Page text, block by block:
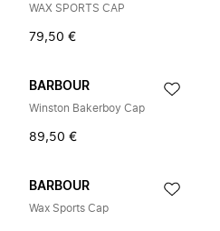
WAX SPORTS CAP
79,50 €
BARBOUR
Winston Bakerboy Cap
89,50 €
BARBOUR
Wax Sports Cap